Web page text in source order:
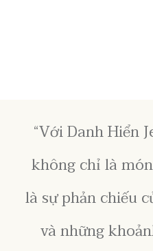
“Với Danh Hiển
không chỉ là
là sự phản chiếu
và những